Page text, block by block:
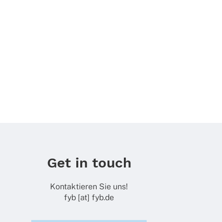
Get in touch
Kontaktieren Sie uns!
fyb [at] fyb.de